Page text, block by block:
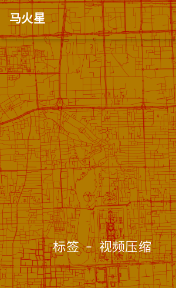
马火星
标签 - 视频压缩